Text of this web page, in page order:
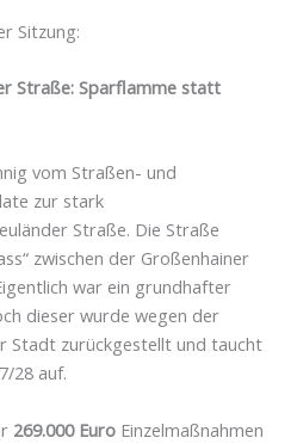
Sitzung:
Straße: Sparflamme statt
vom Straßen- und
zur stark
Straße. Die Straße
zwischen der Großenhainer
war ein grundhafter
dieser wurde wegen der
Stadt zurückgestellt und taucht
28 auf.
269.000 Euro Einzelmaßnahmen